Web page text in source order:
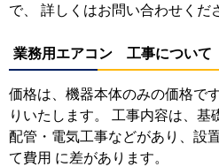
で、 詳しくはお問い合わせくだ
業務用エアコン 工事について
価格は、機器本体のみの価格で
りいたします。 工事内容は、基
配管・電気工事などがあり、設
て費用 に差があります。